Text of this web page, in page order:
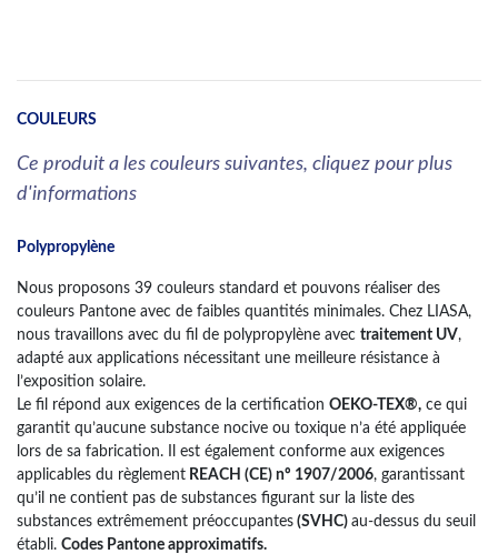
COULEURS
Ce produit a les couleurs suivantes, cliquez pour plus
d'informations
Polypropylène
Nous proposons 39 couleurs standard et pouvons réaliser des
couleurs Pantone avec de faibles quantités minimales. Chez LIASA,
nous travaillons avec du fil de polypropylène avec traitement UV,
adapté aux applications nécessitant une meilleure résistance à
l’exposition solaire.
Le fil répond aux exigences de la certification OEKO-TEX®, ce qui
garantit qu’aucune substance nocive ou toxique n’a été appliquée
lors de sa fabrication. Il est également conforme aux exigences
applicables du règlement REACH (CE) nº 1907/2006, garantissant
qu’il ne contient pas de substances figurant sur la liste des
substances extrêmement préoccupantes (SVHC) au-dessus du seuil
établi. Codes Pantone approximatifs.